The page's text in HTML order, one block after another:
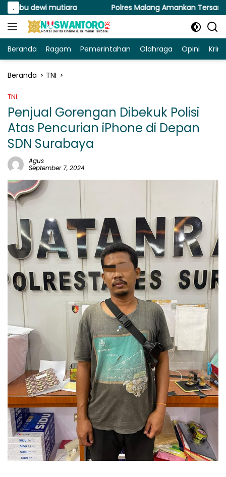
Langsung
ke
konten
.
mutiara Polres Malang Amankan Tersangka Pengedar
Beranda Ragam Pemerintahan Olahraga Opini
Beranda TNI
TNI
Penjual Gorengan Dibekuk Polisi
Atas Pencurian iPhone di Depan
SDN Surabaya
Agus
September 7, 2024